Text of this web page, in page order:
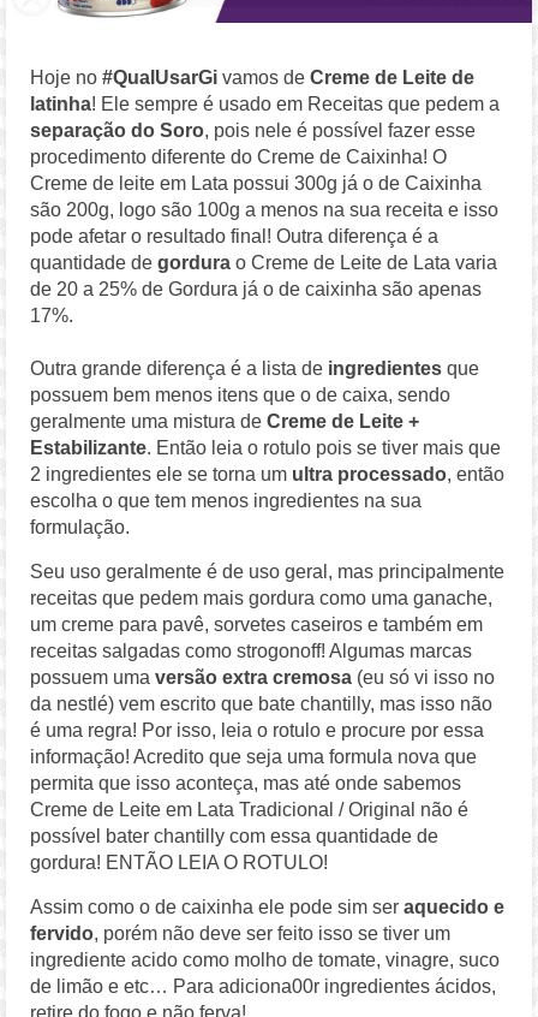
Hoje no#QualUsarGi vamos deCreme de Leite de
latinha! Ele sempre é usado em Receitas que pedem a
separação do Soro, pois nele é possível fazer esse
procedimento diferente do Creme de Caixinha! O
Creme de leite em Lata possui 300g já o de Caixinha
são 200g, logo são 100g a menos na sua receita e isso
pode afetar o resultado final! Outra diferença é a
quantidade degordura o Creme de Leite de Lata varia
de 20 a 25% de Gordura já o de caixinha são apenas
17%.
Outra grande diferença é a lista de ingredientes que
possuem bem menos itens que o de caixa, sendo
geralmente uma mistura deCreme de Leite +
Estabilizante. Então leia o rotulo pois se tiver mais que
2 ingredientes ele se torna um ultra processado, então
escolha o que tem menos ingredientes na sua
formulação.
Seu uso geralmente é de uso geral, mas principalmente
receitas que pedem mais gordura como uma ganache,
um creme para pavê, sorvetes caseiros e também em
receitas salgadas como strogonoff! Algumas marcas
possuem umaversão extra cremosa (eu só vi isso no
da nestlé) vem escrito que bate chantilly, mas isso não
é uma regra! Por isso, leia o rotulo e procure por essa
informação! Acredito que seja uma formula nova que
permita que isso aconteça, mas até onde sabemos
Creme de Leite em Lata Tradicional / Original não é
possível bater chantilly com essa quantidade de
gordura! ENTÃO LEIA O ROTULO!
Assim como o de caixinha ele pode sim seraquecido e
fervido, porém não deve ser feito isso se tiver um
ingrediente acido como molho de tomate, vinagre, suco
de limão e etc… Para adiciona00r ingredientes ácidos,
retire do fogo e não ferva!